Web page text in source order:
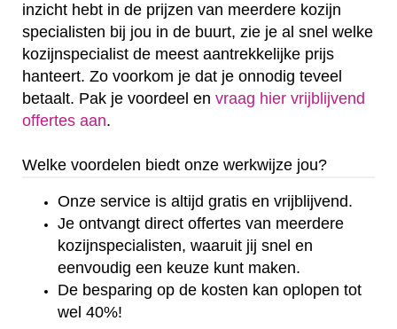
inzicht hebt in de prijzen van meerdere kozijn
specialisten bij jou in de buurt, zie je al snel welke
kozijnspecialist de meest aantrekkelijke prijs
hanteert. Zo voorkom je dat je onnodig teveel
betaalt. Pak je voordeel en vraag hier vrijblijvend
offertes aan.
Welke voordelen biedt onze werkwijze jou?
Onze service is altijd gratis en vrijblijvend.
Je ontvangt direct offertes van meerdere
kozijnspecialisten, waaruit jij snel en
eenvoudig een keuze kunt maken.
De besparing op de kosten kan oplopen tot
wel 40%!